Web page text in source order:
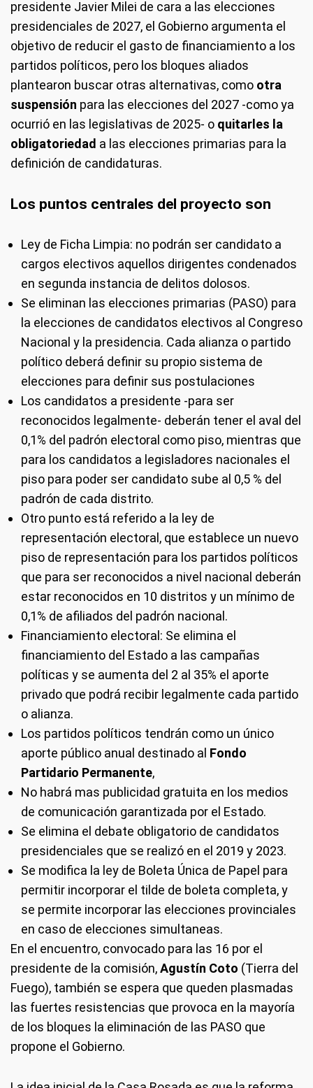
presidente Javier Milei de cara a las elecciones
presidenciales de 2027, el Gobierno argumenta el
objetivo de reducir el gasto de financiamiento a los
partidos políticos, pero los bloques aliados
plantearon buscar otras alternativas, como otra
suspensión para las elecciones del 2027 -como ya
ocurrió en las legislativas de 2025- o quitarles la
obligatoriedad a las elecciones primarias para la
definición de candidaturas.
Los puntos centrales del proyecto son
Ley de Ficha Limpia: no podrán ser candidato a
cargos electivos aquellos dirigentes condenados
en segunda instancia de delitos dolosos.
Se eliminan las elecciones primarias (PASO) para
la elecciones de candidatos electivos al Congreso
Nacional y la presidencia. Cada alianza o partido
político deberá definir su propio sistema de
elecciones para definir sus postulaciones
Los candidatos a presidente -para ser
reconocidos legalmente- deberán tener el aval del
0,1% del padrón electoral como piso, mientras que
para los candidatos a legisladores nacionales el
piso para poder ser candidato sube al 0,5 % del
padrón de cada distrito.
Otro punto está referido a la ley de
representación electoral, que establece un nuevo
piso de representación para los partidos políticos
que para ser reconocidos a nivel nacional deberán
estar reconocidos en 10 distritos y un mínimo de
0,1% de afiliados del padrón nacional.
Financiamiento electoral: Se elimina el
financiamiento del Estado a las campañas
políticas y se aumenta del 2 al 35% el aporte
privado que podrá recibir legalmente cada partido
o alianza.
Los partidos políticos tendrán como un único
aporte público anual destinado al Fondo
Partidario Permanente,
No habrá mas publicidad gratuita en los medios
de comunicación garantizada por el Estado.
Se elimina el debate obligatorio de candidatos
presidenciales que se realizó en el 2019 y 2023.
Se modifica la ley de Boleta Única de Papel para
permitir incorporar el tilde de boleta completa, y
se permite incorporar las elecciones provinciales
en caso de elecciones simultaneas.
En el encuentro, convocado para las 16 por el
presidente de la comisión,Agustín Coto (Tierra del
Fuego), también se espera que queden plasmadas
las fuertes resistencias que provoca en la mayoría
de los bloques la eliminación de las PASO que
propone el Gobierno.